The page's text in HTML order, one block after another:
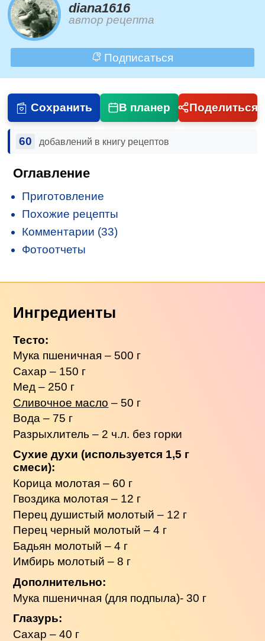
diana1616
автор рецепта
Подписаться
Сохранить В планер Поделиться
60 добавлений в книгу рецептов
Оглавление
Приготовление
Похожие рецепты
Комментарии (33)
Фотоотчеты
Ингредиенты
Тесто:
Мука пшеничная – 500 г
Сахар – 150 г
Мед – 250 г
Сливочное масло – 50 г
Вода – 75 г
Разрыхлитель – 2 ч.л. без горки
Сухие духи (используется 1,5 г
смеси):
Корица молотая – 60 г
Гвоздика молотая – 12 г
Перец душистый молотый – 12 г
Перец черный молотый – 4 г
Бадьян молотый – 4 г
Имбирь молотый – 8 г
Дополнительно:
Мука пшеничная (для подпыла)- 30 г
Глазурь:
Сахар – 40 г